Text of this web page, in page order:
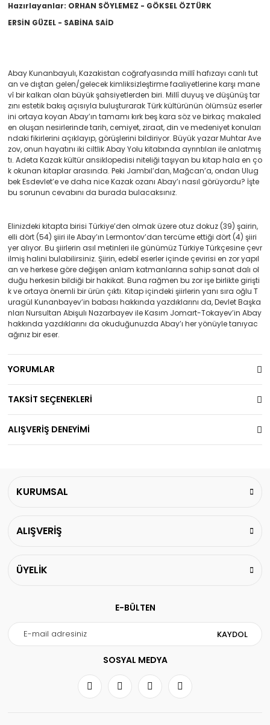
Hazırlayanlar: ORHAN SÖYLEMEZ - GÖKSEL ÖZTÜRK
ERSİN GÜZEL - SABİNA SAİD
Abay Kunanbayulı, Kazakistan coğrafyasında millî hafızayı canlı tut
an ve dıştan gelen/gelecek kimliksizleştirme faaliyetlerine karşı mane
vî bir kalkan olan büyük şahsiyetlerden biri. Millî duyuş ve düşünüş tar
zını estetik bakış açısıyla buluşturarak Türk kültürünün ölümsüz eserler
ini ortaya koyan Abay’ın tamamı kırk beş kara söz ve birkaç makaled
en oluşan nesirlerinde tarih, cemiyet, ziraat, din ve medeniyet konuları
ndaki fikirlerini açıklayıp, görüşlerini bildiriyor. Büyük yazar Muhtar Ave
zov, onun hayatını iki ciltlik Abay Yolu kitabında ayrıntıları ile anlatmış
tı. Adeta Kazak kültür ansiklopedisi niteliği taşıyan bu kitap hala en ço
k okunan kitaplar arasında. Peki Jambıl’dan, Mağcan’a, ondan Ulug
bek Esdevlet’e ve daha nice Kazak ozanı Abay’ı nasıl görüyordu? İşte
bu sorunun cevabını da burada bulacaksınız.
Elinizdeki kitapta birisi Türkiye’den olmak üzere otuz dokuz (39) şairin,
elli dört (54) şiiri ile Abay’ın Lermontov’dan tercüme ettiği dört (4) şiiri
yer alıyor. Bu şiirlerin asıl metinleri ile günümüz Türkiye Türkçesine çevr
ilmiş halini bulabilirsiniz. Şiirin, edebî eserler içinde çevirisi en zor yapıl
an ve herkese göre değişen anlam katmanlarına sahip sanat dalı ol
duğu herkesin bildiği bir hakikat. Buna rağmen bu zor işe birlikte girişti
k ve ortaya önemli bir ürün çıktı. Kitap içindeki şiirlerin yanı sıra oğlu T
uragül Kunanbayev’in babası hakkında yazdıklarını da, Devlet Başka
nları Nursultan Abişulı Nazarbayev ile Kasım Jomart-Tokayev’in Abay
hakkında yazdıklarını da okuduğunuzda Abay’ı her yönüyle tanıyac
ağınız bir eser.
YORUMLAR
TAKSİT SEÇENEKLERİ
ALIŞVERİŞ DENEYİMİ
KURUMSAL
ALIŞVERİŞ
ÜYELİK
E-BÜLTEN
KAYDOL
SOSYAL MEDYA